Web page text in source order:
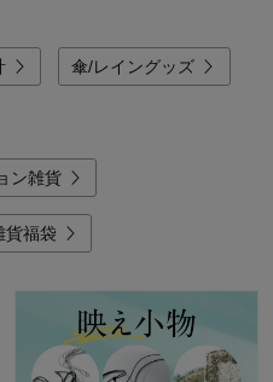
傘/レイングッズ
ン雑貨
貨福袋